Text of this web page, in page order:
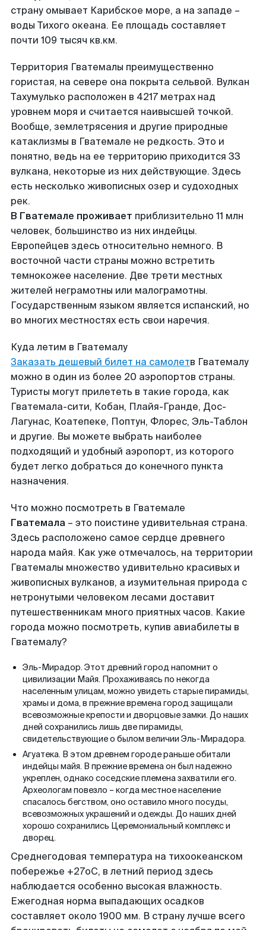
страну омывает Карибское море, а на западе –
воды Тихого океана. Ее площадь составляет
почти 109 тысяч кв.км.
Территория Гватемалы преимущественно
гористая, на севере она покрыта сельвой. Вулкан
Тахумулько расположен в 4217 метрах над
уровнем моря и считается наивысшей точкой.
Вообще, землетрясения и другие природные
катаклизмы в Гватемале не редкость. Это и
понятно, ведь на ее территорию приходится 33
вулкана, некоторые из них действующие. Здесь
есть несколько живописных озер и судоходных
рек.
В Гватемале проживает приблизительно 11 млн
человек, большинство из них индейцы.
Европейцев здесь относительно немного. В
восточной части страны можно встретить
темнокожее население. Две трети местных
жителей неграмотны или малограмотны.
Государственным языком является испанский, но
во многих местностях есть свои наречия.
Куда летим в Гватемалу
Заказать дешевый билет на самолетв Гватемалу
можно в один из более 20 аэропортов страны.
Туристы могут прилететь в такие города, как
Гватемала-сити, Кобан, Плайя-Гранде, Дос-
Лагунас, Коатепеке, Поптун, Флорес, Эль-Таблон
и другие. Вы можете выбрать наиболее
подходящий и удобный аэропорт, из которого
будет легко добраться до конечного пункта
назначения.
Что можно посмотреть в Гватемале
Гватемала – это поистине удивительная страна.
Здесь расположено самое сердце древнего
народа майя. Как уже отмечалось, на территории
Гватемалы множество удивительно красивых и
живописных вулканов, а изумительная природа с
нетронутыми человеком лесами доставит
путешественникам много приятных часов. Какие
города можно посмотреть, купив авиабилеты в
Гватемалу?
Эль-Мирадор. Этот древний город напомнит о
цивилизации Майя. Прохаживаясь по некогда
населенным улицам, можно увидеть старые пирамиды,
храмы и дома, в прежние времена город защищали
всевозможные крепости и дворцовые замки. До наших
дней сохранились лишь две пирамиды,
свидетельствующие о былом величии Эль-Мирадора.
Агуатека. В этом древнем городе раньше обитали
индейцы майя. В прежние времена он был надежно
укреплен, однако соседские племена захватили его.
Археологам повезло – когда местное население
спасалось бегством, оно оставило много посуды,
всевозможных украшений и одежды. До наших дней
хорошо сохранились Церемониальный комплекс и
дворец.
Среднегодовая температура на тихоокеанском
побережье +27оС, в летний период здесь
наблюдается особенно высокая влажность.
Ежегодная норма выпадающих осадков
составляет около 1900 мм. В страну лучше всего